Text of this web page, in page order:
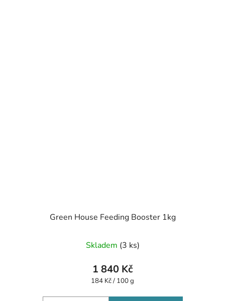
Green House Feeding Booster 1kg
Skladem (3 ks)
1 840 Kč
Měrná
184 Kč / 100 g